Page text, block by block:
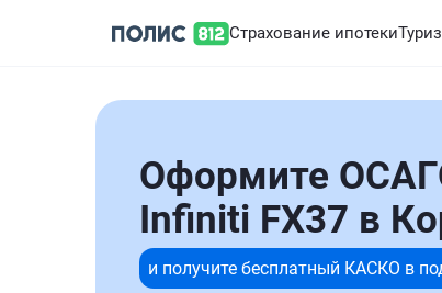
Страхование ипотеки
Оформите
Infiniti FX37 в
и получите бесплатный КАСКО в